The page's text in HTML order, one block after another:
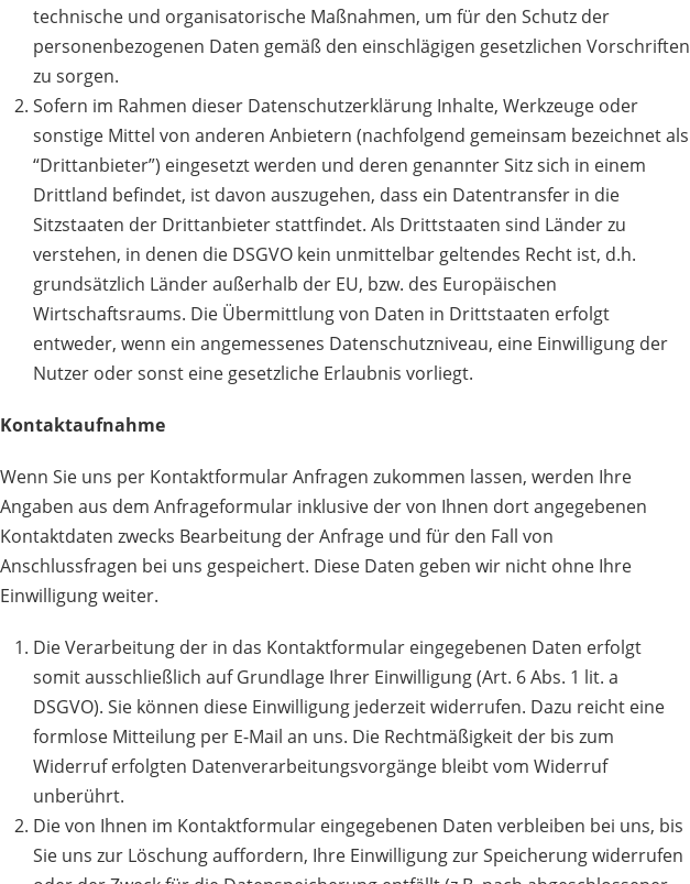
technische und organisatorische Maßnahmen, um für den Schutz der
personenbezogenen Daten gemäß den einschlägigen gesetzlichen Vorschriften
zu sorgen.
Sofern im Rahmen dieser Datenschutzerklärung Inhalte, Werkzeuge oder
sonstige Mittel von anderen Anbietern (nachfolgend gemeinsam bezeichnet als
“Drittanbieter”) eingesetzt werden und deren genannter Sitz sich in einem
Drittland befindet, ist davon auszugehen, dass ein Datentransfer in die
Sitzstaaten der Drittanbieter stattfindet. Als Drittstaaten sind Länder zu
verstehen, in denen die DSGVO kein unmittelbar geltendes Recht ist, d.h.
grundsätzlich Länder außerhalb der EU, bzw. des Europäischen
Wirtschaftsraums. Die Übermittlung von Daten in Drittstaaten erfolgt
entweder, wenn ein angemessenes Datenschutzniveau, eine Einwilligung der
Nutzer oder sonst eine gesetzliche Erlaubnis vorliegt.
Kontaktaufnahme
Wenn Sie uns per Kontaktformular Anfragen zukommen lassen, werden Ihre
Angaben aus dem Anfrageformular inklusive der von Ihnen dort angegebenen
Kontaktdaten zwecks Bearbeitung der Anfrage und für den Fall von
Anschlussfragen bei uns gespeichert. Diese Daten geben wir nicht ohne Ihre
Einwilligung weiter.
Die Verarbeitung der in das Kontaktformular eingegebenen Daten erfolgt
somit ausschließlich auf Grundlage Ihrer Einwilligung (Art. 6 Abs. 1 lit. a
DSGVO). Sie können diese Einwilligung jederzeit widerrufen. Dazu reicht eine
formlose Mitteilung per E-Mail an uns. Die Rechtmäßigkeit der bis zum
Widerruf erfolgten Datenverarbeitungsvorgänge bleibt vom Widerruf
unberührt.
Die von Ihnen im Kontaktformular eingegebenen Daten verbleiben bei uns, bis
Sie uns zur Löschung auffordern, Ihre Einwilligung zur Speicherung widerrufen